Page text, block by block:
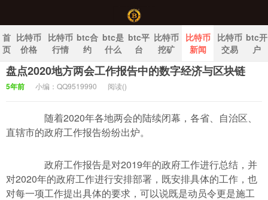
中国比特币官网
首
页
比特币
价格
比特币
行情
btc合
约
btc是
什么
btc平
台
比特币
挖矿
比特币
新闻
比特币
交易
btc开
户
盘点2020地方两会工作报告中的数字经济与区块链
5年前 小编：QQ9519990 阅读()
随着2020年各地两会的陆续闭幕，各省、自治区、
直辖市的政府工作报告纷纷出炉。
政府工作报告是对2019年的政府工作进行总结，并
对2020年的政府工作进行安排部署，既安排具体的工作，也
对每一项工作提出具体的要求，可以说既是动员令更是施工